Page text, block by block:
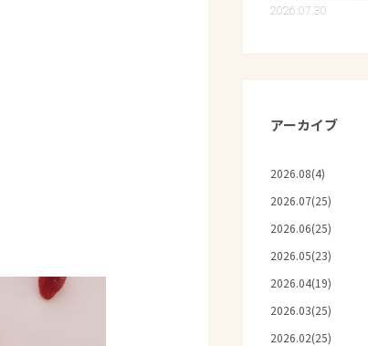
2026.07.30
アーカイブ
2026.08(4)
2026.07(25)
2026.06(25)
2026.05(23)
2026.04(19)
2026.03(25)
2026.02(25)